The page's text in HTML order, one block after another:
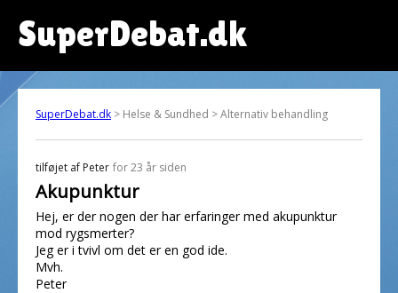
SuperDebat.dk
SuperDebat.dk > Helse & Sundhed > Alternativ behandling
tilføjet af Peter for 23 år siden
Akupunktur
Hej, er der nogen der har erfaringer med akupunktur
mod rygsmerter?
Jeg er i tvivl om det er en god ide.
Mvh.
Peter